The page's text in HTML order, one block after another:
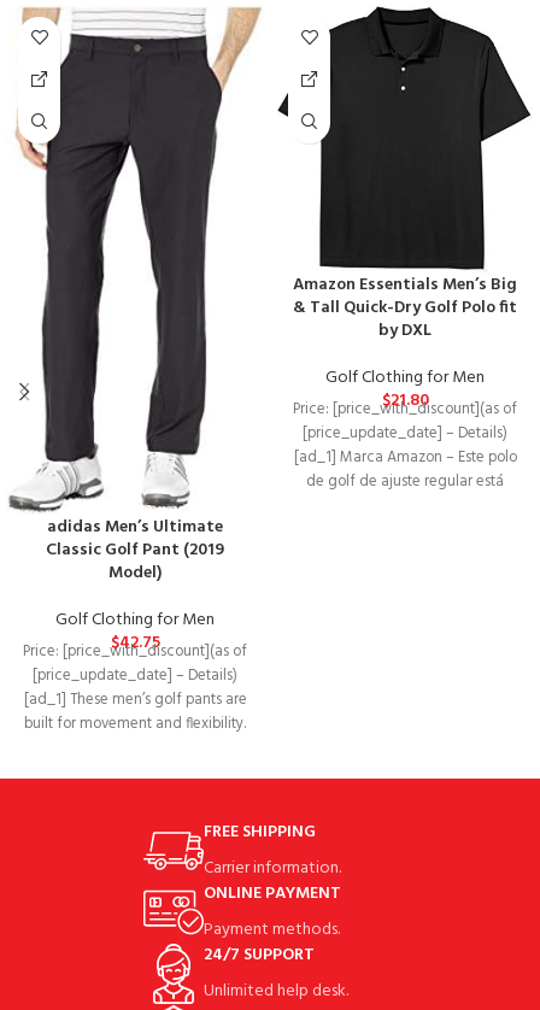
adidas Men’s Ultimate
Classic Golf Pant (2019
Model)
Golf Clothing for Men
$42.75
Price: [price_with_discount](as of
[price_update_date] – Details)
[ad_1] These men’s golf pants are
built for movement and flexibility.
Amazon Essentials Men’s Big
& Tall Quick-Dry Golf Polo fit
by DXL
Golf Clothing for Men
$21.80
Price: [price_with_discount](as of
[price_update_date] – Details)
[ad_1] Marca Amazon – Este polo
de golf de ajuste regular está
FREE SHIPPING
Carrier information.
ONLINE PAYMENT
Payment methods.
24/7 SUPPORT
Unlimited help desk.